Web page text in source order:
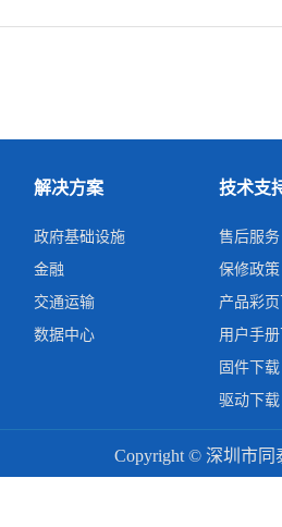
解决方案
政府基础设施
金融
交通运输
数据中心
技术支
售后服务
保修政策
产品彩
用户手
固件下载
驱动下载
Copyright © 深圳市同